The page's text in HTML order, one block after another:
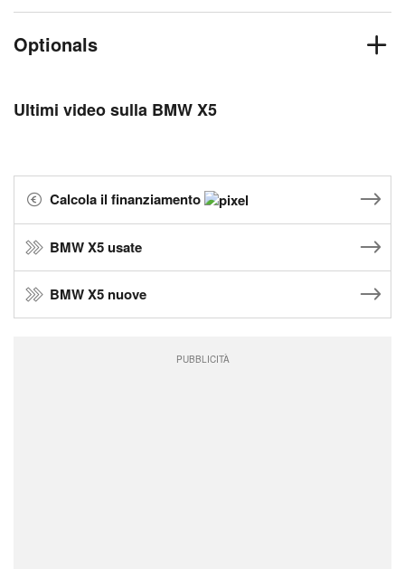
Optionals
Ultimi video sulla BMW X5
Calcola il finanziamento
BMW X5 usate
BMW X5 nuove
PUBBLICITÀ